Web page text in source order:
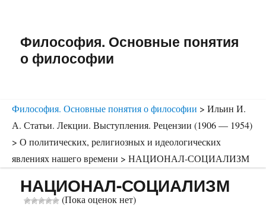
Философия. Основные понятия
о философии
Философия. Основные понятия о философии > Ильин И.
А. Статьи. Лекции. Выступления. Рецензии (1906 — 1954)
> О политических, религиозных и идеологических
явлениях нашего времени > НАЦИОНАЛ-СОЦИАЛИЗМ
НАЦИОНАЛ-СОЦИАЛИЗМ
(Пока оценок нет)